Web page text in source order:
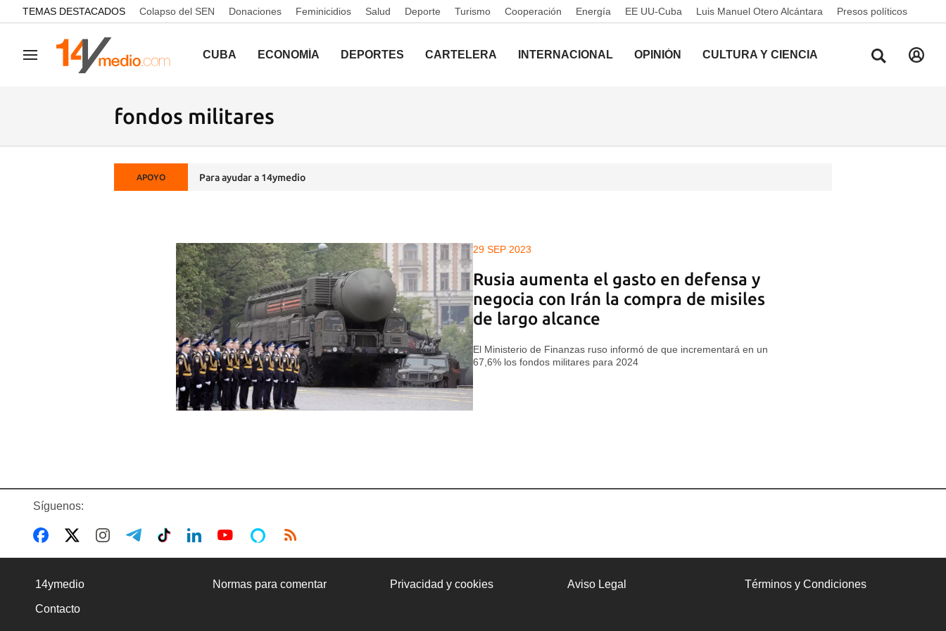
common.go-to-content
TEMAS DESTACADOS Colapso del SEN Donaciones Feminicidios Salud Deporte Turismo Cooperación Energía EE UU-Cuba Luis Manuel Otero Alcántara Presos políticos
Navegación CUBA ECONOMÍA DEPORTES CARTELERA INTERNACIONAL OPINIÓN CULTURA Y CIENCIA
fondos militares
APOYO Para ayudar a 14ymedio
29 SEP 2023
Rusia aumenta el gasto en defensa y
negocia con Irán la compra de misiles
de largo alcance
El Ministerio de Finanzas ruso informó de que incrementará en un
67,6% los fondos militares para 2024
Síguenos:
14ymedio Normas para comentar Privacidad y cookies Aviso Legal Términos y Condiciones
Contacto